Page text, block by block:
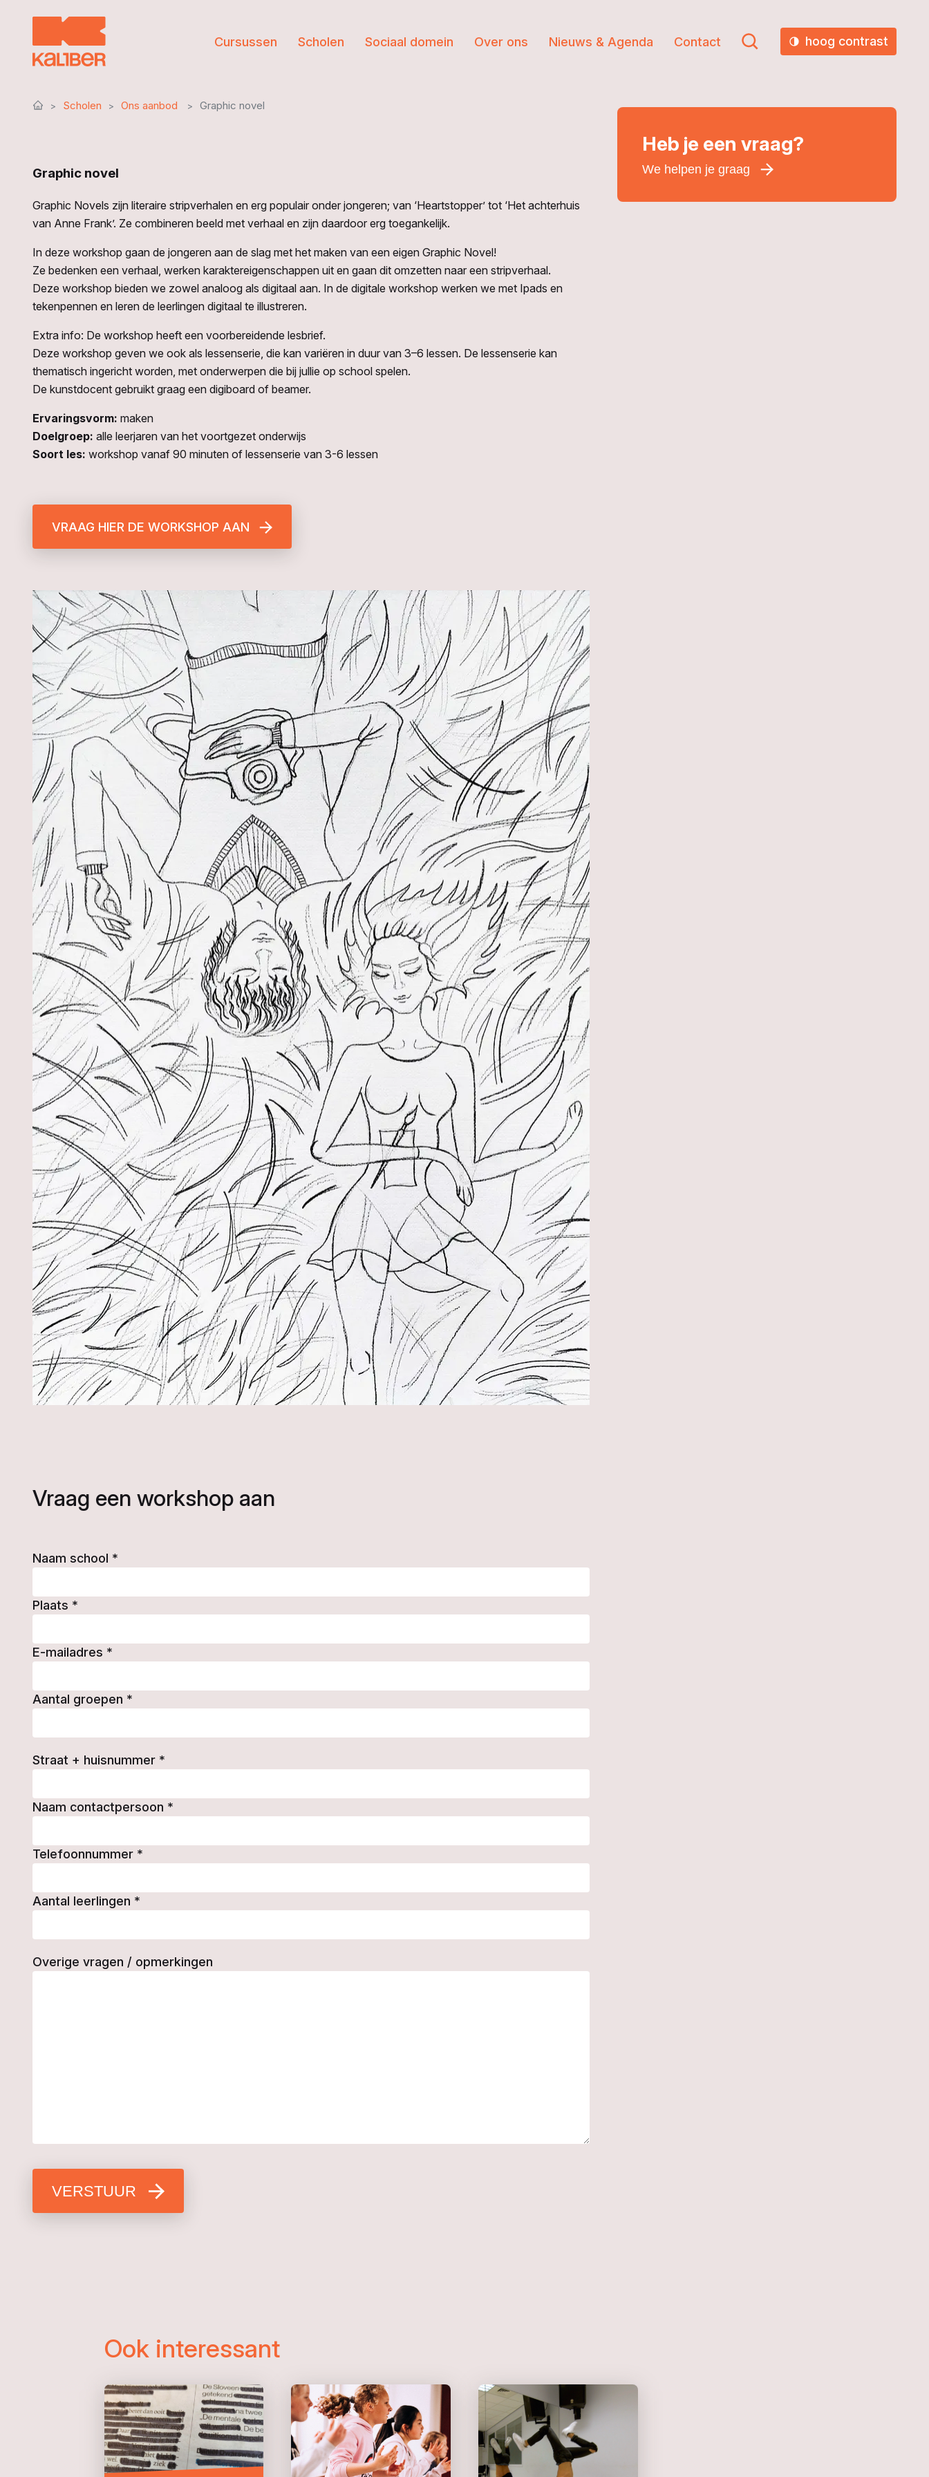
Cursussen Scholen Sociaal domein Over ons Nieuws & Agenda Contact hoog contrast
Scholen Ons aanbod Graphic novel
Graphic novel
Graphic Novels zijn literaire stripverhalen en erg populair onder jongeren; van ‘Heartstopper’ tot ‘Het achterhuis
van Anne Frank’. Ze combineren beeld met verhaal en zijn daardoor erg toegankelijk.
In deze workshop gaan de jongeren aan de slag met het maken van een eigen Graphic Novel!
Ze bedenken een verhaal, werken karaktereigenschappen uit en gaan dit omzetten naar een stripverhaal.
Deze workshop bieden we zowel analoog als digitaal aan. In de digitale workshop werken we met Ipads en
tekenpennen en leren de leerlingen digitaal te illustreren.
Extra info: De workshop heeft een voorbereidende lesbrief.
Deze workshop geven we ook als lessenserie, die kan variëren in duur van 3–6 lessen. De lessenserie kan
thematisch ingericht worden, met onderwerpen die bij jullie op school spelen.
De kunstdocent gebruikt graag een digiboard of beamer.
Ervaringsvorm: maken
Doelgroep: alle leerjaren van het voortgezet onderwijs
Soort les: workshop vanaf 90 minuten of lessenserie van 3-6 lessen
VRAAG HIER DE WORKSHOP AAN
Vraag een workshop aan
Naam school *
Plaats *
E-mailadres *
Aantal groepen *
Straat + huisnummer *
Naam contactpersoon *
Telefoonnummer *
Aantal leerlingen *
Overige vragen / opmerkingen
VERSTUUR
Heb je een vraag?
We helpen je graag
Ook interessant